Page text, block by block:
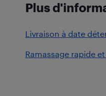
Plus
Livraison à date
Ramassage rapide